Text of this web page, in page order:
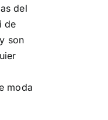
del
de
son
moda